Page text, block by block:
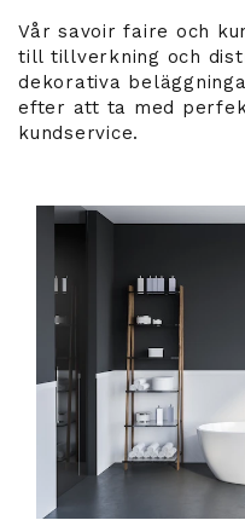
Vår savoir faire och
till tillverkning och
dekorativa
efter att ta med
kundservice.